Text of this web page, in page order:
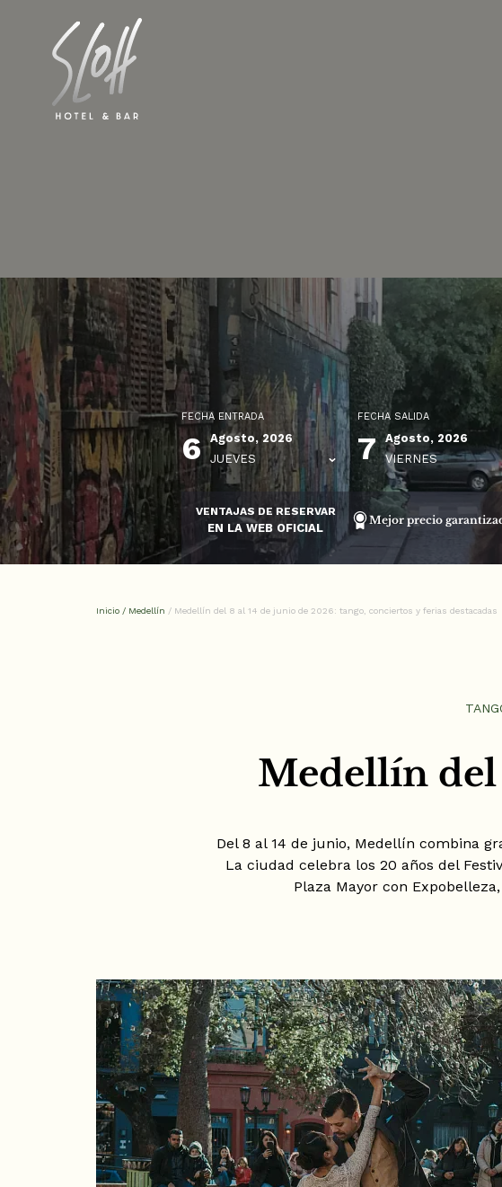
FECHA ENTRADA
6
Agosto, 2026
JUEVES
FECHA SALIDA
7
Agosto, 2026
VIERNES
VENTAJAS DE RESERVAR
EN LA WEB OFICIAL
Mejor precio
Inicio / Medellín / Medellín del 8 al 14 de junio de 2026: tango, conciertos y ferias destacadas
Medellín del
Del 8 al 14 de junio, Medellín combina
La ciudad celebra los 20 años del
Plaza Mayor con